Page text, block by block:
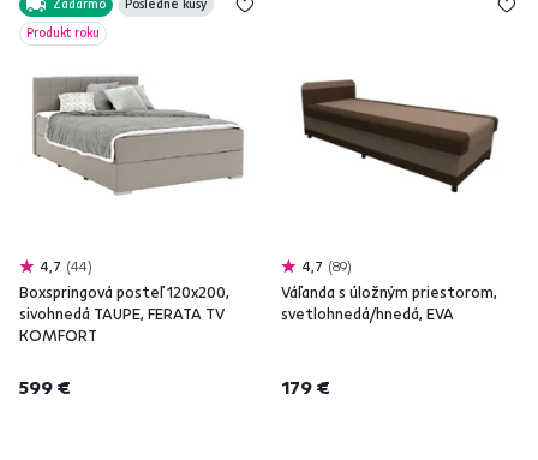
Zadarmo
Posledné kusy
Produkt roku
4,7 44
Boxspringová posteľ 120x200,
sivohnedá TAUPE, FERATA TV
KOMFORT
599 €
4,7 89
Váľanda s úložným priestorom,
svetlohnedá/hnedá, EVA
179 €